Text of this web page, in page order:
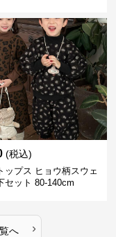
(税込)
ップス ヒョウ柄スウェ
セット 80-140cm
へ ›